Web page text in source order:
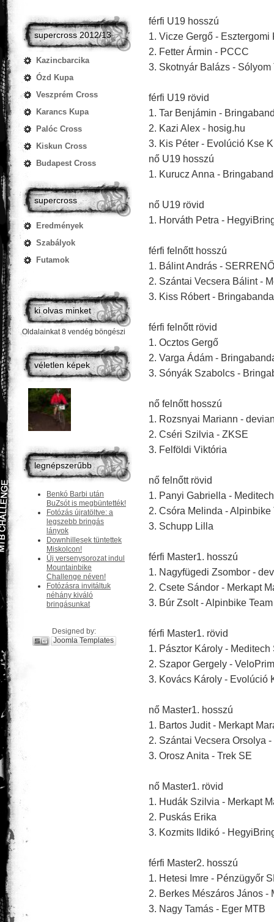
supercross 2012/13
Kazincbarcika
Ózd Kupa
Veszprém Cross
Karancs Kupa
Palóc Cross
Kiskun Cross
Budapest Cross
supercross
Eredmények
Szabályok
Futamok
ki olvas minket
Oldalainkat 8 vendég böngészi
véletlen képek
legnépszerűbb
Benkó Barbi után
BuZsót is megbüntették!
Fotózás újratöltve: a
legszebb bringás
lányok
Downhillesek tüntettek
Miskolcon!
Új versenysorozat indul
Mountainbike
Challenge néven!
Fotózásra invitáltuk
néhány kiváló
bringásunkat
Designed by:
Joomla Templates
férfi U19 hosszú
1. Vicze Gergő - Esztergomi
2. Fetter Ármin - PCCC
3. Skotnyár Balázs - Sólyom
férfi U19 rövid
1. Tar Benjámin -
2. Kazi Alex - hosig.hu
3. Kis Péter - Evolúció Kse
nő U19 hosszú
1. Kurucz Anna -
nő U19 rövid
1. Horváth Petra -
férfi felnőtt hosszú
1. Bálint András -
2. Szántai Vecsera Bálint -
3. Kiss Róbert -
férfi felnőtt rövid
1. Ocztos Gergő
2. Varga Ádám -
3. Sónyák Szabolcs -
nő felnőtt hosszú
1. Rozsnyai Mariann -
2. Cséri Szilvia - ZKSE
3. Felföldi Viktória
nő felnőtt rövid
1. Panyi Gabriella -
2. Csóra Melinda - Alpinbike
3. Schupp Lilla
férfi Master1. hosszú
1. Nagyfügedi Zsombor -
2. Csete Sándor - Merkapt
3. Búr Zsolt - Alpinbike
férfi Master1. rövid
1. Pásztor Károly - Meditech
2. Szapor Gergely -
3. Kovács Károly - Evolúció
nő Master1. hosszú
1. Bartos Judit - Merkapt
2. Szántai Vecsera Orsolya
3. Orosz Anita - Trek SE
nő Master1. rövid
1. Hudák Szilvia - Merkapt
2. Puskás Erika
3. Kozmits Ildikó -
férfi Master2. hosszú
1. Hetesi Imre - Pénzügyőr
2. Berkes Mészáros János -
3. Nagy Tamás - Eger MTB